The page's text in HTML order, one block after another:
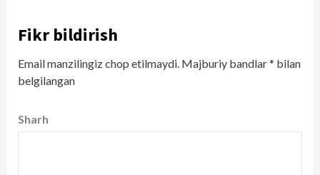
Fikr bildirish
Email manzilingiz chop etilmaydi. Majburiy bandlar* bilan
belgilangan
Sharh